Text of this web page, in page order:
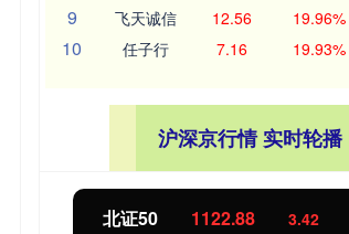
9 飞天诚信 12.56 19.96%
10 任子行 7.16 19.93%
沪深京行情 实时轮播
北证50 1122.88 3.42